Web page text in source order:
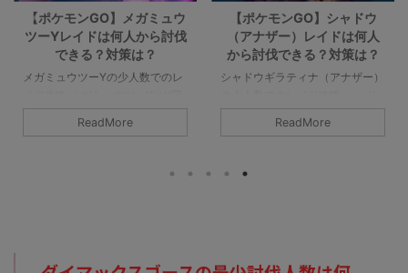
【ポケモンGO】メガミュウ
ツーYレイドは何人から討伐
できる？対策は？
メガミュウツーYの少人数でのレ
様に最低討伐人数は12人以上で
す。あくまで最低限挑めるのが12
ReadMore
【ポケモンGO】シャドウ
（アナザー）レイドは何人
から討伐できる？対策は？
シャドウギラティナ（アナザー）
ウギラティナ（アナザー）レイド
の対策や感想など。シャドウギラ
ReadMore